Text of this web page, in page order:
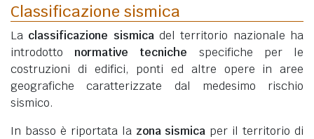
Classificazione sismica
La classificazione sismicadel territorio nazionale ha
introdotto normative tecniche specifiche per le
costruzioni di edifici, ponti ed altre opere in aree
geografiche caratterizzate dal medesimo rischio
sismico.
In basso è riportata la zona sismica per il territorio di